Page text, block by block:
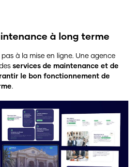
à long terme
à la mise en ligne. Une agence
services de maintenance et de
le bon fonctionnement de
.